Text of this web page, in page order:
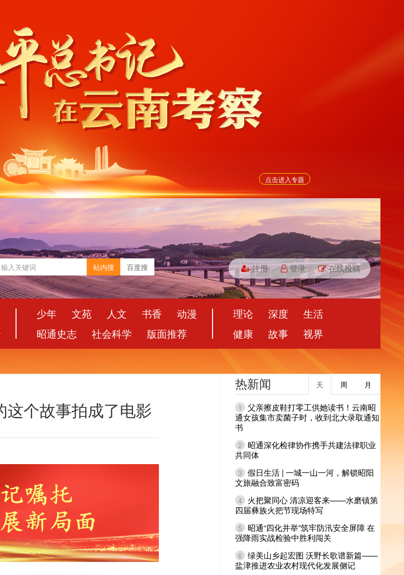
点击进入专题
站内搜 百度搜 注册 登录 在线投稿
少年 文苑 人文 书香
动漫
昭通史志
社会科学 版面推荐
理论 深度
生活
健康
故事 视界
个故事拍成了电影
热新闻 月
周
天
1
父亲擦皮鞋打零工供她读书！云南昭
通女孩集市卖菌子时，收到北大录取通知
书
2
昭通深化检律协作携手共建法律职业
共同体
3 假日生活 | 一城一山一河，解锁昭阳
文旅融合致富密码
4
火把聚同心 清凉迎客来——水磨镇第
四届彝族火把节现场特写
5
昭通“四化并举”筑牢防汛安全屏障 在
强降雨实战检验中胜利闯关
6 绿美山乡起宏图 沃野长歌谱新篇——
盐津推进农业农村现代化发展侧记